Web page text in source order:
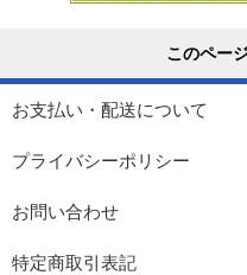
お支払い・配送について
プライバシーポリシー
お問い合わせ
特定商取引表記